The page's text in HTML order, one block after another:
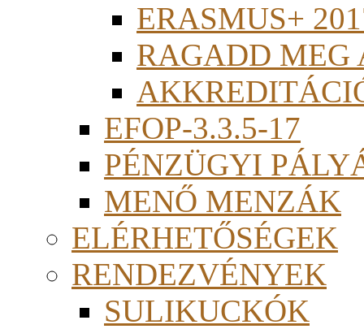
ERASMUS+
RAGADD MEG
EFOP-3.3.5-17
PÉNZÜGYI
MENŐ MENZÁK
ELÉRHETŐSÉGEK
RENDEZVÉNYEK
SULIKUCKÓK